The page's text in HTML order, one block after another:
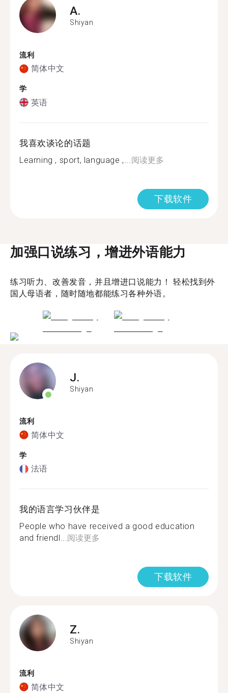
A.
Shiyan
流利
简体中文
学
英语
我喜欢谈论的话题
Learning , sport, language ,... 阅读更多
下载软件
加强口说练习，增进外语能力
练习听力、改善发音，并且增进口说能力！ 轻松找到外
国人母语者，随时随地都能练习各种外语。
J.
Shiyan
流利
简体中文
学
法语
我的语言学习伙伴是
People who have received a good education
and friendl...阅读更多
下载软件
Z.
Shiyan
流利
简体中文